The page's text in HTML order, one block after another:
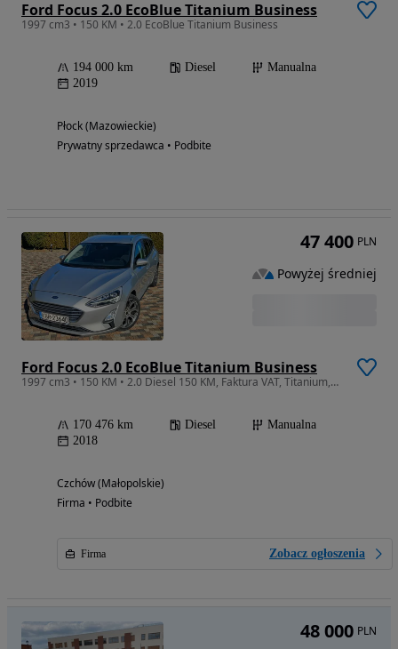
Ford Focus 2.0 EcoBlue Titanium Business
1997 cm3 • 150 KM • 2.0 EcoBlue Titanium Business
194 000 km Diesel
Manualna
2019
Płock (Mazowieckie)
Prywatny sprzedawca • Podbite
Ford Focus 2.0 EcoBlue Titanium Business
1997 cm3 • 150 KM • 2.0 Diesel 150 KM, Faktura VAT, Titanium,Polecam
170 476 km Diesel
Manualna
2018
Czchów (Małopolskie)
Firma • Podbite
Firma Zobacz ogłoszenia
47 400 PLN
Powyżej średniej
48 000 PLN